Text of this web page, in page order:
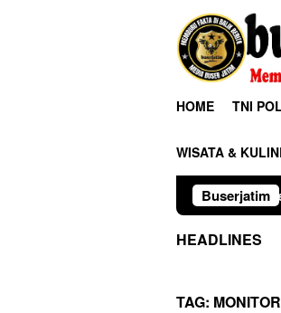
HOME TNI
WISATA &
Buserjatim
Sinergitas Penegak Hukum,
HEADLINES
TAG: